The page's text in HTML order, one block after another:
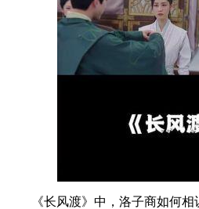
《长风渡》中，洛子商如何